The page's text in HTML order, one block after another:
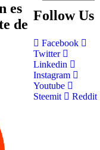
es
de
Follow Us
Facebook
Twitter
Linkedin
Instagram
Youtube
Steemit
Reddit